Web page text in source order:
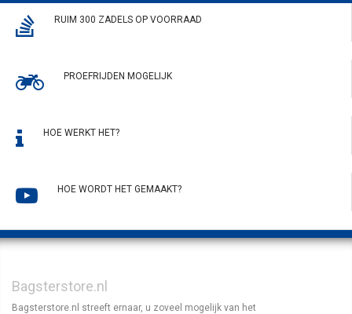
RUIM 300 ZADELS OP VOORRAAD
PROEFRIJDEN MOGELIJK
HOE WERKT HET?
HOE WORDT HET GEMAAKT?
Bagsterstore.nl
Bagsterstore.nl streeft ernaar, u zoveel mogelijk van het